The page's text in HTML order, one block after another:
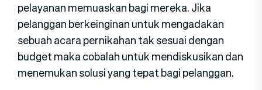
pelayanan memuaskan bagi mereka. Jika
pelanggan berkeinginan untuk mengadakan
sebuah acara pernikahan tak sesuai dengan
budget maka cobalah untuk mendiskusikan dan
menemukan solusi yang tepat bagi pelanggan.